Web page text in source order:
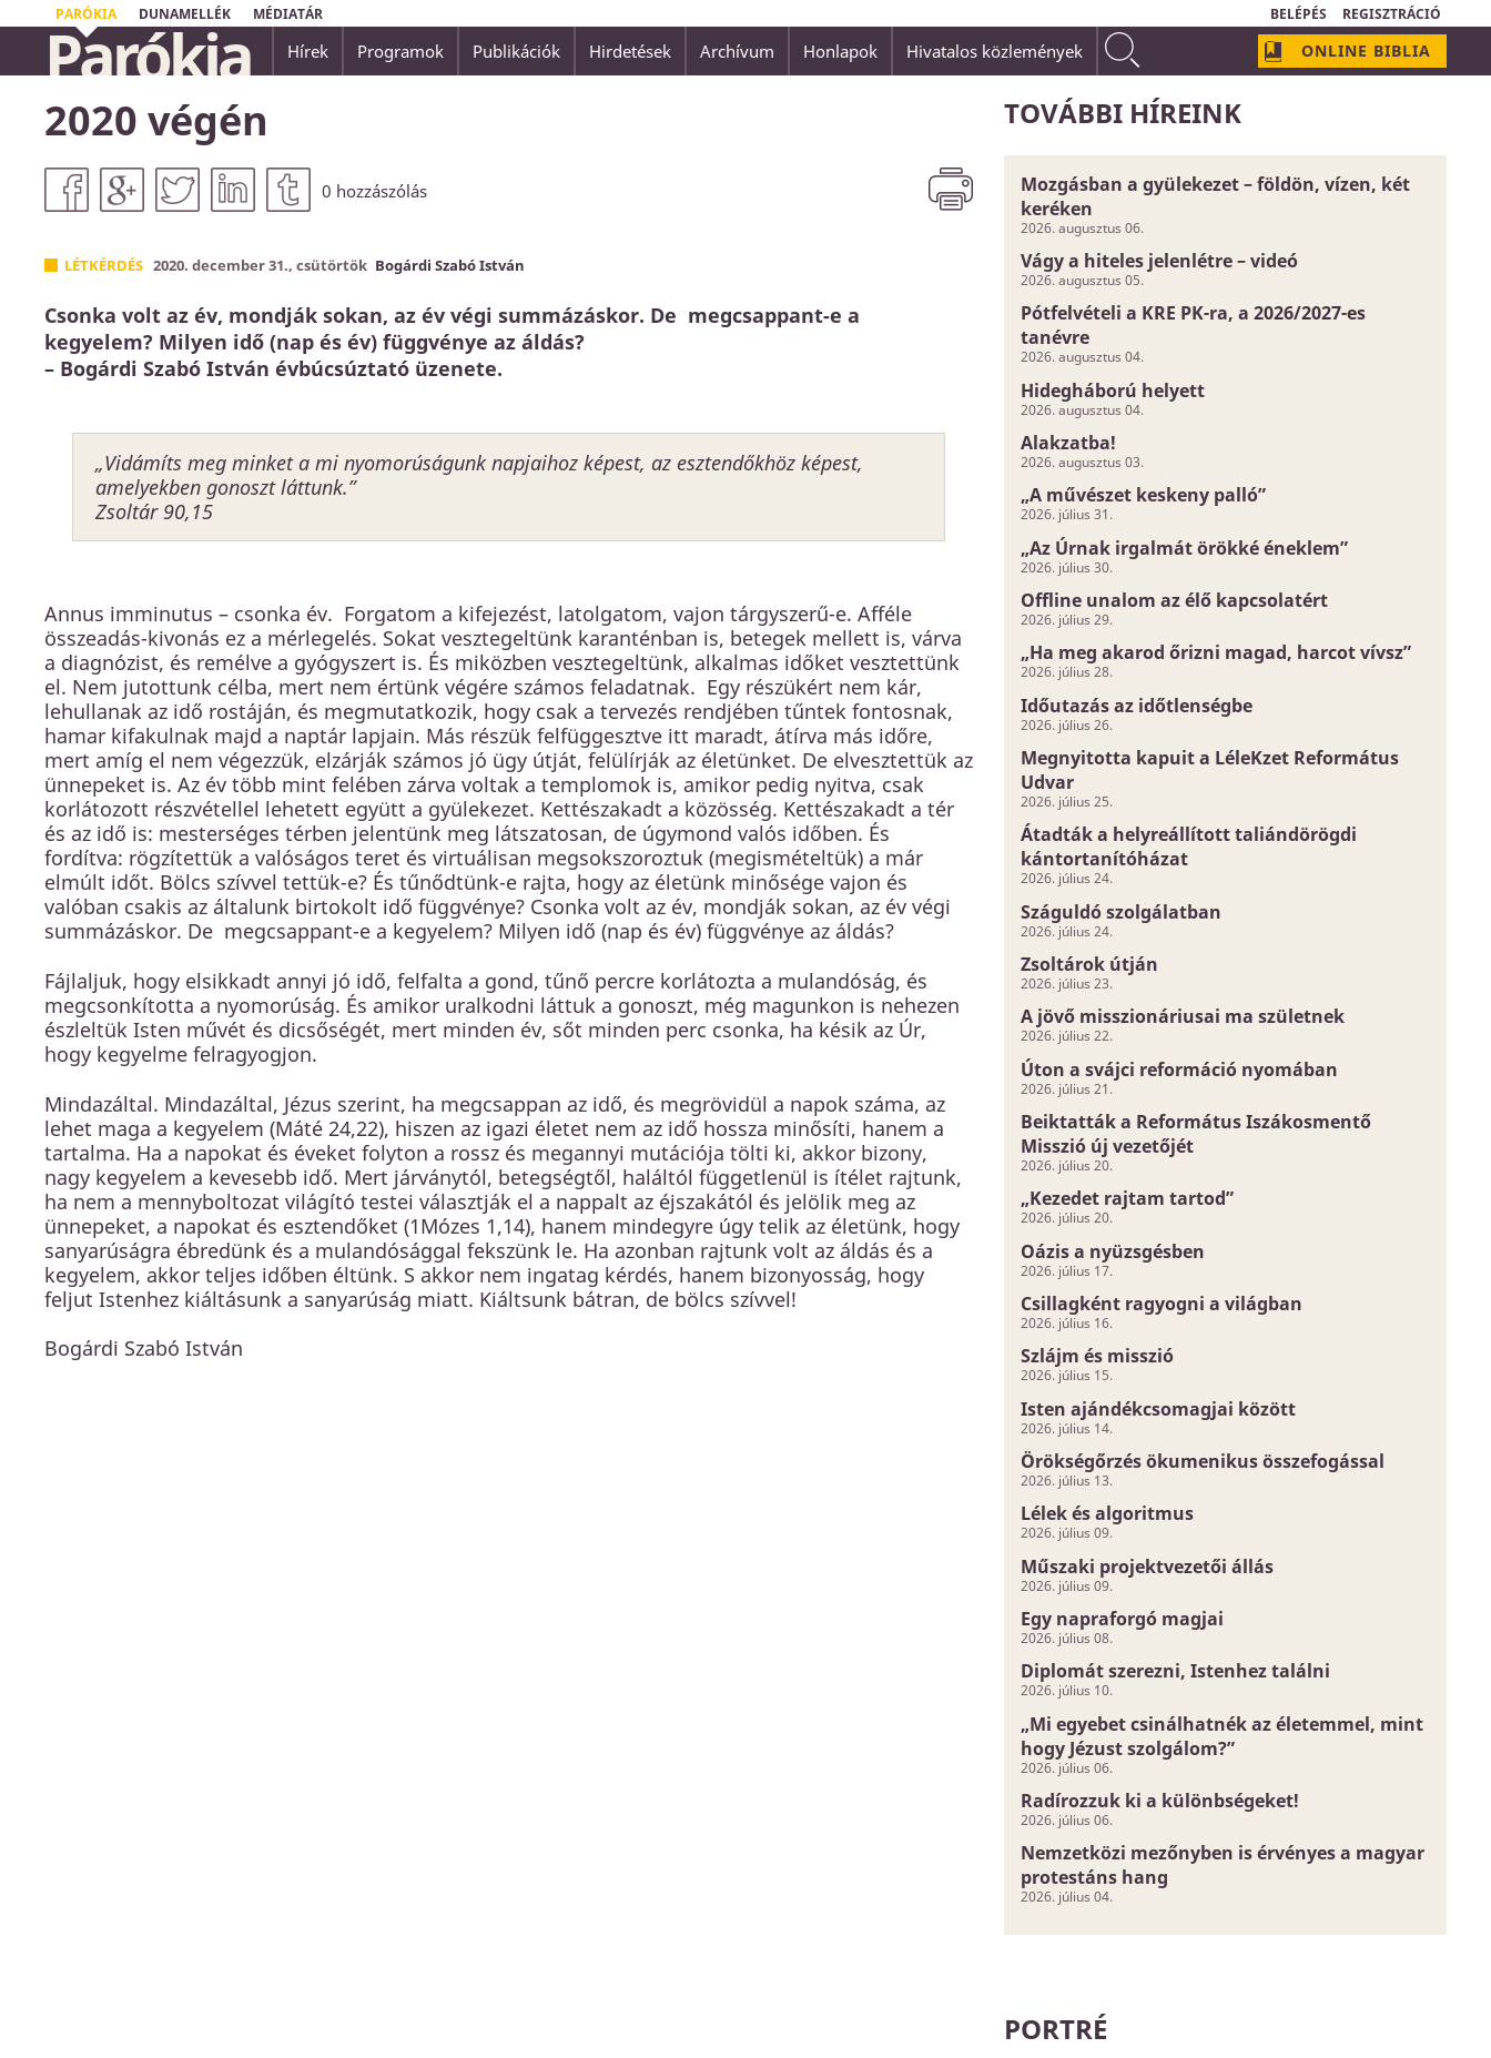
PARÓKIA DUNAMELLÉK MÉDIATÁR BELÉPÉS REGISZTRÁCIÓ
...nincsen üdvösség senki másban, mert nem is adatott az
embereknek az ég alatt másnév, amely által üdvözülhetnénk.
Apostolok Cselekedetei 4,12
"Isten szeretete nem valami homályos és bizonytalan dolog;Isten szeretetének neve van:
Parókia Hírek Programok Publikációk Hirdetések Archívum Honlapok Hivatalos közlemények ONLINE BIBLIA
2020 végén
0 hozzászólás
LÉTKÉRDÉS 2020. december 31., csütörtök Bogárdi Szabó István
Csonka volt az év, mondják sokan, az év végi summázáskor. De megcsappant-e a
kegyelem? Milyen idő (nap és év) függvénye az áldás?
– Bogárdi Szabó István évbúcsúztató üzenete.
„Vidámíts meg minket a mi nyomorúságunk napjaihoz képest, az esztendőkhöz képest,
amelyekben gonoszt láttunk.”
Zsoltár 90,15
Annus imminutus – csonka év. Forgatom a kifejezést, latolgatom, vajon tárgyszerű-e. Afféle
összeadás-kivonás ez a mérlegelés. Sokat vesztegeltünk karanténban is, betegek mellett is, várva
a diagnózist, és remélve a gyógyszert is. És miközben vesztegeltünk, alkalmas időket vesztettünk
el. Nem jutottunk célba, mert nem értünk végére számos feladatnak. Egy részükért nem kár,
lehullanak az idő rostáján, és megmutatkozik, hogy csak a tervezés rendjében tűntek fontosnak,
hamar kifakulnak majd a naptár lapjain. Más részük felfüggesztve itt maradt, átírva más időre,
mert amíg el nem végezzük, elzárják számos jó ügy útját, felülírják az életünket. De elvesztettük az
ünnepeket is. Az év több mint felében zárva voltak a templomok is, amikor pedig nyitva, csak
korlátozott részvétellel lehetett együtt a gyülekezet. Kettészakadt a közösség. Kettészakadt a tér
és az idő is: mesterséges térben jelentünk meg látszatosan, de úgymond valós időben. És
fordítva: rögzítettük a valóságos teret és virtuálisan megsokszoroztuk (megismételtük) a már
elmúlt időt. Bölcs szívvel tettük-e? És tűnődtünk-e rajta, hogy az életünk minősége vajon és
valóban csakis az általunk birtokolt idő függvénye? Csonka volt az év, mondják sokan, az év végi
summázáskor. De megcsappant-e a kegyelem? Milyen idő (nap és év) függvénye az áldás?
Fájlaljuk, hogy elsikkadt annyi jó idő, felfalta a gond, tűnő percre korlátozta a mulandóság, és
megcsonkította a nyomorúság. És amikor uralkodni láttuk a gonoszt, még magunkon is nehezen
észleltük Isten művét és dicsőségét, mert minden év, sőt minden perc csonka, ha késik az Úr,
hogy kegyelme felragyogjon.
Mindazáltal. Mindazáltal, Jézus szerint, ha megcsappan az idő, és megrövidül a napok száma, az
lehet maga a kegyelem (Máté 24,22), hiszen az igazi életet nem az idő hossza minősíti, hanem a
tartalma. Ha a napokat és éveket folyton a rossz és megannyi mutációja tölti ki, akkor bizony,
nagy kegyelem a kevesebb idő. Mert járványtól, betegségtől, haláltól függetlenül is ítélet rajtunk,
ha nem a mennyboltozat világító testei választják el a nappalt az éjszakától és jelölik meg az
ünnepeket, a napokat és esztendőket (1Mózes 1,14), hanem mindegyre úgy telik az életünk, hogy
sanyarúságra ébredünk és a mulandósággal fekszünk le. Ha azonban rajtunk volt az áldás és a
kegyelem, akkor teljes időben éltünk. S akkor nem ingatag kérdés, hanem bizonyosság, hogy
feljut Istenhez kiáltásunk a sanyarúság miatt. Kiáltsunk bátran, de bölcs szívvel!
Bogárdi Szabó István
TOVÁBBI HÍREINK
Mozgásban a gyülekezet – földön, vízen, két
keréken
2026. augusztus 06.
Vágy a hiteles jelenlétre – videó
2026. augusztus 05.
Pótfelvételi a KRE PK-ra, a 2026/2027-es
tanévre
2026. augusztus 04.
Hidegháború helyett
2026. augusztus 04.
Alakzatba!
2026. augusztus 03.
„A művészet keskeny palló”
2026. július 31.
„Az Úrnak irgalmát örökké éneklem”
2026. július 30.
Offline unalom az élő kapcsolatért
2026. július 29.
„Ha meg akarod őrizni magad, harcot vívsz”
2026. július 28.
Időutazás az időtlenségbe
2026. július 26.
Megnyitotta kapuit a LéleKzet Református
Udvar
2026. július 25.
Átadták a helyreállított taliándörögdi
kántortanítóházat
2026. július 24.
Száguldó szolgálatban
2026. július 24.
Zsoltárok útján
2026. július 23.
A jövő misszionáriusai ma születnek
2026. július 22.
Úton a svájci reformáció nyomában
2026. július 21.
Beiktatták a Református Iszákosmentő
Misszió új vezetőjét
2026. július 20.
„Kezedet rajtam tartod”
2026. július 20.
Oázis a nyüzsgésben
2026. július 17.
Csillagként ragyogni a világban
2026. július 16.
Szlájm és misszió
2026. július 15.
Isten ajándékcsomagjai között
2026. július 14.
Örökségőrzés ökumenikus összefogással
2026. július 13.
Lélek és algoritmus
2026. július 09.
Műszaki projektvezetői állás
2026. július 09.
Egy napraforgó magjai
2026. július 08.
Diplomát szerezni, Istenhez találni
2026. július 10.
„Mi egyebet csinálhatnék az életemmel, mint
hogy Jézust szolgálom?”
2026. július 06.
Radírozzuk ki a különbségeket!
2026. július 06.
Nemzetközi mezőnyben is érvényes a magyar
protestáns hang
2026. július 04.
PORTRÉ